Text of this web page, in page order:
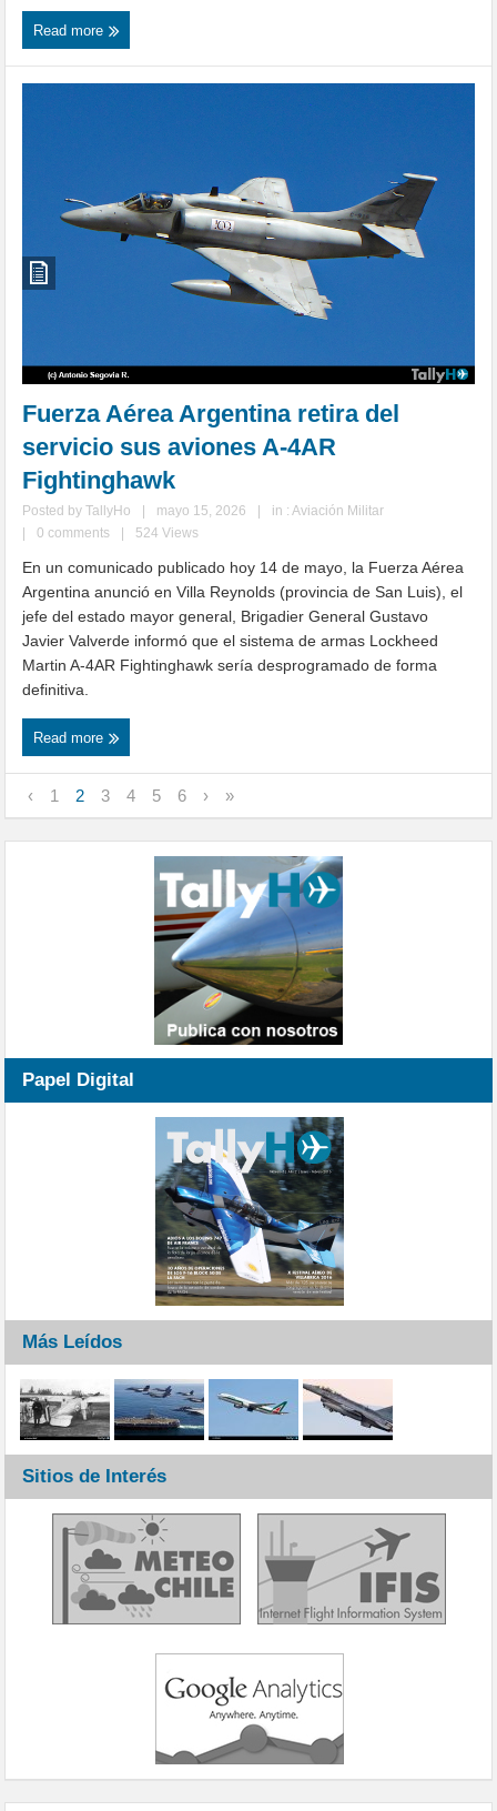
Read more
Fuerza Aérea Argentina retira del
servicio sus aviones A-4AR
Fightinghawk
Posted byTallyHo mayo 15, 2026 in :Aviación Militar
0 comments 524 Views
En un comunicado publicado hoy 14 de mayo, la Fuerza Aérea
Argentina anunció en Villa Reynolds (provincia de San Luis), el
jefe del estado mayor general, Brigadier General Gustavo
Javier Valverde informó que el sistema de armas Lockheed
Martin A-4AR Fightinghawk sería desprogramado de forma
definitiva.
Read more
‹ 1 2 3 4 5 6 › »
Papel Digital
Más Leídos
Sitios de Interés